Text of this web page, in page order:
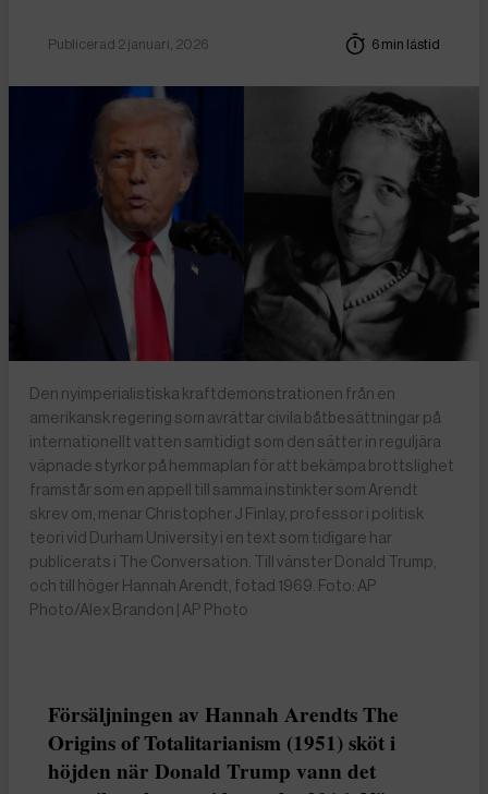
Publicerad 2 januari, 2026 6 min lästid
Den nyimperialistiska kraftdemonstrationen från en
amerikansk regering som avrättar civila båtbesättningar på
internationellt vatten samtidigt som den sätter in reguljära
väpnade styrkor på hemmaplan för att bekämpa brottslighet
framstår som en appell till samma instinkter som Arendt
skrev om, menar Christopher J Finlay, professor i politisk
teori vid Durham University i en text som tidigare har
publicerats i The Conversation. Till vänster Donald Trump,
och till höger Hannah Arendt, fotad 1969. Foto: AP
Photo/Alex Brandon | AP Photo
Försäljningen av Hannah Arendts The
Origins of Totalitarianism (1951) sköt i
höjden när Donald Trump vann det